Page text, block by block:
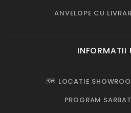
ANVELOPE CU
INFORMATII
🗺️ LOCATIE
PROGRAM